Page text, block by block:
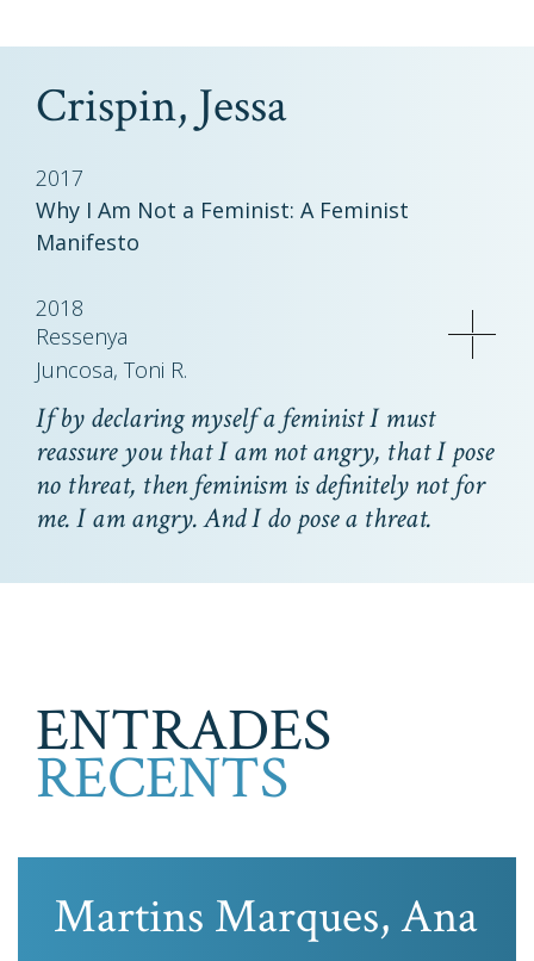
Crispin, Jessa
2017
Why I Am Not a Feminist: A Feminist
Manifesto
2018
Ressenya
Juncosa, Toni R.
If by declaring myself a feminist I must
reassure you that I am not angry, that I pose
no threat, then feminism is definitely not for
me. I am angry. And I do pose a threat.
ENTRADES
RECENTS
Martins Marques, Ana